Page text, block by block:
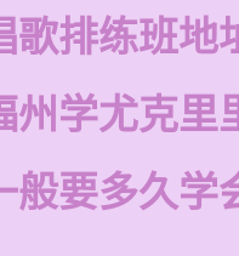
歌排练班地
州学尤克里
般要多久学